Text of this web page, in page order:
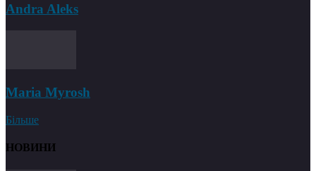
Andra Aleks
Maria Myrosh
Більше
НОВИНИ